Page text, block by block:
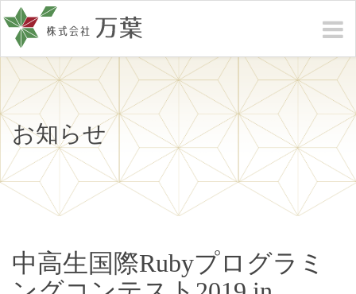
お知らせ
中高生国際Rubyプログラミ